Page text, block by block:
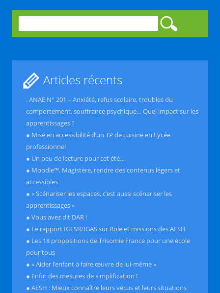
Articles récents
. ANAE N° 201 – Anxiété, refus scolaire, troubles du
comportement, souffrance psychique… Quel impact sur les
apprentissages ?
● Mise en accessibilité d’un TP de cuisine en Lycée
professionnel
● Un peu de lecture pour cet été…
● Moodle™, Magistère, rendre des contenus légers et
accessibles
● « Scénariser les espaces, c’est aussi scénariser les
apprentissages «
● Vous avez dit DAR !
● Le rapport IGESR/IGAS sur Role et missions des AESH
● Les 18 propositions de Trisomie France pour une école
pour tous
● « Aider l’enfant à faire œuvre de lui-même »
● Enfin des mesures de simplification !
● AESH : Mieux connaître leurs vécus et leurs situations